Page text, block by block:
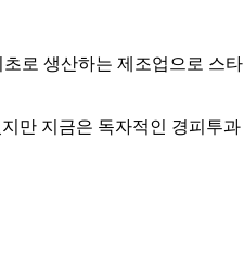
로 생산하는 제조업으로 스
만 지금은 독자적인 경피투과